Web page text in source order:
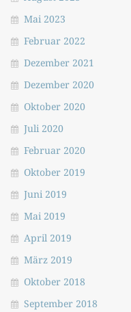
Mai 2023
Februar 2022
Dezember 2021
Dezember 2020
Oktober 2020
Juli 2020
Februar 2020
Oktober 2019
Juni 2019
Mai 2019
April 2019
März 2019
Oktober 2018
September 2018